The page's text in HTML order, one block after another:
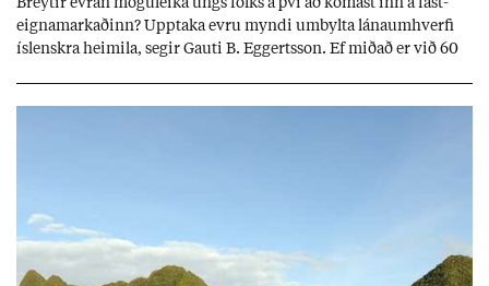
eigna­mark­að­inn? Upp­taka evru myndi um­bylta lánaum­hverfi
ís­lenskra heim­ila, seg­ir Gauti B. Eggerts­son. Ef mið­að er við 60